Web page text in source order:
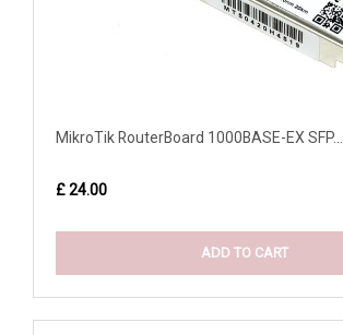
MikroTik RouterBoard 1000BASE-EX SFP...
£ 24.00
ADD TO CART